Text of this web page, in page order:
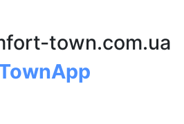
town.com.ua